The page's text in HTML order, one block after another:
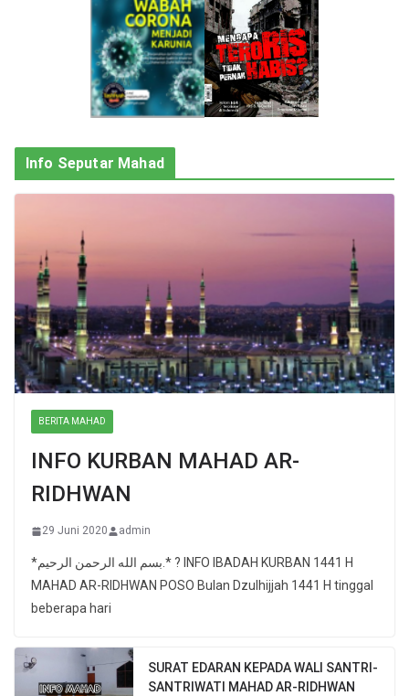
Info Seputar Mahad
BERITA MAHAD
INFO KURBAN MAHAD AR-
RIDHWAN
29 Juni 2020 admin
*بسم الله الرحمن الرحيم.* ? INFO IBADAH KURBAN 1441 H
MAHAD AR-RIDHWAN POSO Bulan Dzulhijjah 1441 H tinggal
beberapa hari
SURAT EDARAN KEPADA WALI SANTRI-
SANTRIWATI MAHAD AR-RIDHWAN